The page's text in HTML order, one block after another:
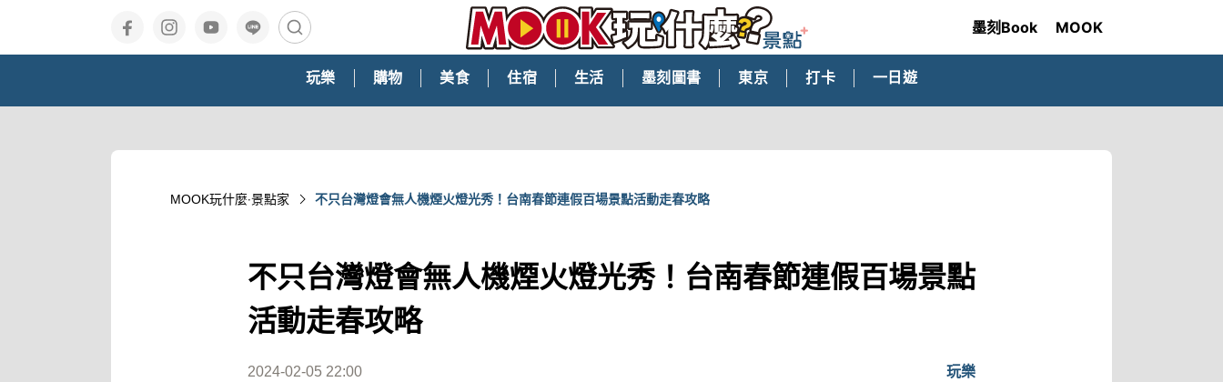
墨刻Book MOOK
玩樂 購物 美食 住宿 生活 墨刻圖書 東京 打卡 一日遊
MOOK玩什麼‧景點家 不只台灣燈會無人機煙火燈光秀！台南春節連假百場景點活動走春攻略
不只台灣燈會無人機煙火燈光秀！台南春節連假百場景點
活動走春攻略
2024-02-05 22:00 玩樂